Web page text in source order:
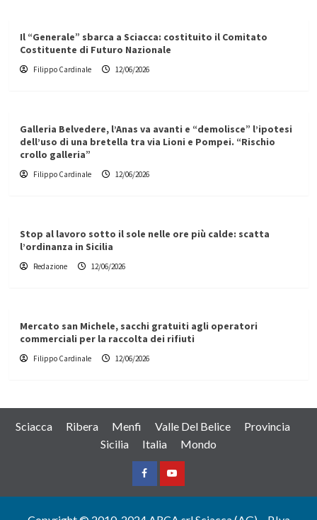
Il “Generale” sbarca a Sciacca: costituito il Comitato
Costituente di Futuro Nazionale
Filippo Cardinale 12/06/2026
Galleria Belvedere, l’Anas va avanti e “demolisce” l’ipotesi
dell’uso di una bretella tra via Lioni e Pompei. “Rischio
crollo galleria”
Filippo Cardinale 12/06/2026
Stop al lavoro sotto il sole nelle ore più calde: scatta
l’ordinanza in Sicilia
Redazione 12/06/2026
Mercato san Michele, sacchi gratuiti agli operatori
commerciali per la raccolta dei rifiuti
Filippo Cardinale 12/06/2026
Sciacca Ribera Menfi Valle Del Belice
Provincia
Sicilia
Italia Mondo
FacebookYountube